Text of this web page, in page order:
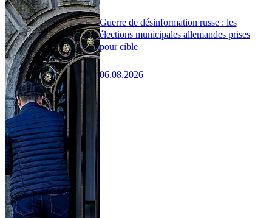
Guerre de désinformation russe : les
élections municipales allemandes prises
pour cible
06.08.2026